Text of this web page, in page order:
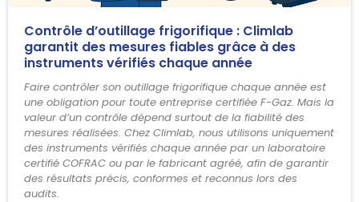
Contrôle d’outillage frigorifique : Climlab
garantit des mesures fiables grâce à des
instruments vérifiés chaque année
Faire contrôler son outillage frigorifique chaque année est
une obligation pour toute entreprise certifiée F-Gaz. Mais la
valeur d’un contrôle dépend surtout de la fiabilité des
mesures réalisées. Chez Climlab, nous utilisons uniquement
des instruments vérifiés chaque année par un laboratoire
certifié COFRAC ou par le fabricant agréé, afin de garantir
des résultats précis, conformes et reconnus lors des
audits.